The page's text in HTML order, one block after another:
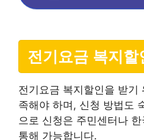
전기요금 복지할
전기요금 복지할인을 받기
족해야 하며, 신청 방법도
으로 신청은 주민센터나
통해 가능합니다.